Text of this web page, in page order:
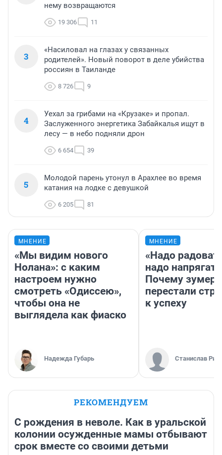
нему возвращаются
19 306 11
3
«Насиловал на глазах у связанных
родителей». Новый поворот в деле убийства
россиян в Таиланде
8 726 9
4
Уехал за грибами на «Крузаке» и пропал.
Заслуженного энергетика Забайкалья ищут в
лесу — в небо подняли дрон
6 654 39
5
Молодой парень утонул в Арахлее во время
катания на лодке с девушкой
6 205 81
МНЕНИЕ
«Мы видим нового
Нолана»: с каким
настроем нужно
смотреть «Одиссею»,
чтобы она не
выглядела как фиаско
Надежда Губарь
МНЕНИЕ
«Надо
надо
Почему
перестали
к успеху
Станислав
РЕКОМЕНДУЕМ
С рождения в неволе. Как в уральской
колонии осужденные мамы отбывают
срок вместе со своими детьми